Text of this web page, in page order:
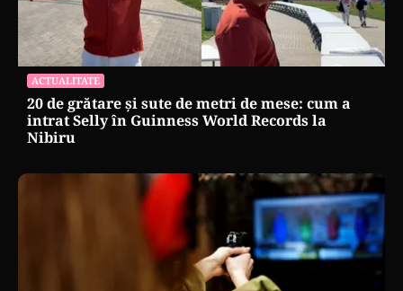
ACTUALITATE
20 de grătare și sute de metri de mese: cum a
intrat Selly în Guinness World Records la
Nibiru